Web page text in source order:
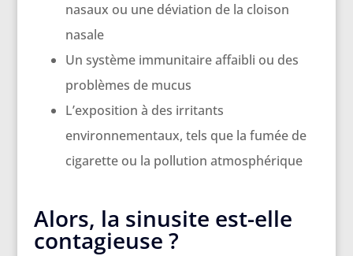
nasaux ou une déviation de la cloison
nasale
Un système immunitaire affaibli ou des
problèmes de mucus
L’exposition à des irritants
environnementaux, tels que la fumée de
cigarette ou la pollution atmosphérique
Alors, la sinusite est-elle
contagieuse ?